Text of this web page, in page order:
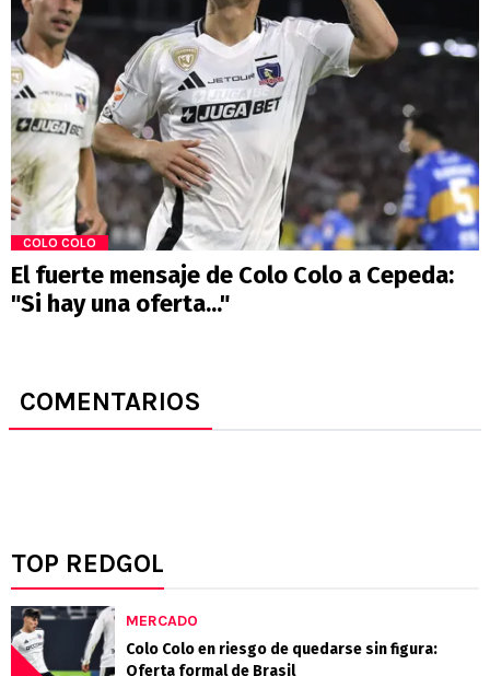
COLO COLO
El fuerte mensaje de Colo Colo a Cepeda:
"Si hay una oferta..."
COMENTARIOS
TOP REDGOL
MERCADO
Colo Colo en riesgo de quedarse sin figura:
Oferta formal de Brasil